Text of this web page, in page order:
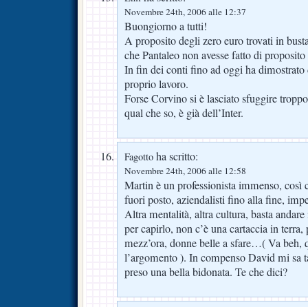
Novembre 24th, 2006 alle 12:37
Buongiorno a tutti!
A proposito degli zero euro trovati in
che Pantaleo non avesse fatto di
In fin dei conti fino ad oggi ha dimostrato
proprio lavoro.
Forse Corvino si è lasciato sfuggire
qual che so, è già dell’Inter.
Fagotto ha scritto:
Novembre 24th, 2006 alle 12:58
Martin è un professionista immenso, così
fuori posto, aziendalisti fino alla fine,
Altra mentalità, altra cultura, basta
per capirlo, non c’è una cartaccia in
mezz’ora, donne belle a sfare…( Va beh,
l’argomento ). In compenso David mi sa
preso una bella bidonata. Te che dici?